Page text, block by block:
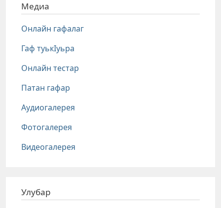
Медиа
Онлайн гафалаг
Гаф туькIуьра
Онлайн тестар
Патан гафар
Аудиогалерея
Фотогалерея
Видеогалерея
Улубар